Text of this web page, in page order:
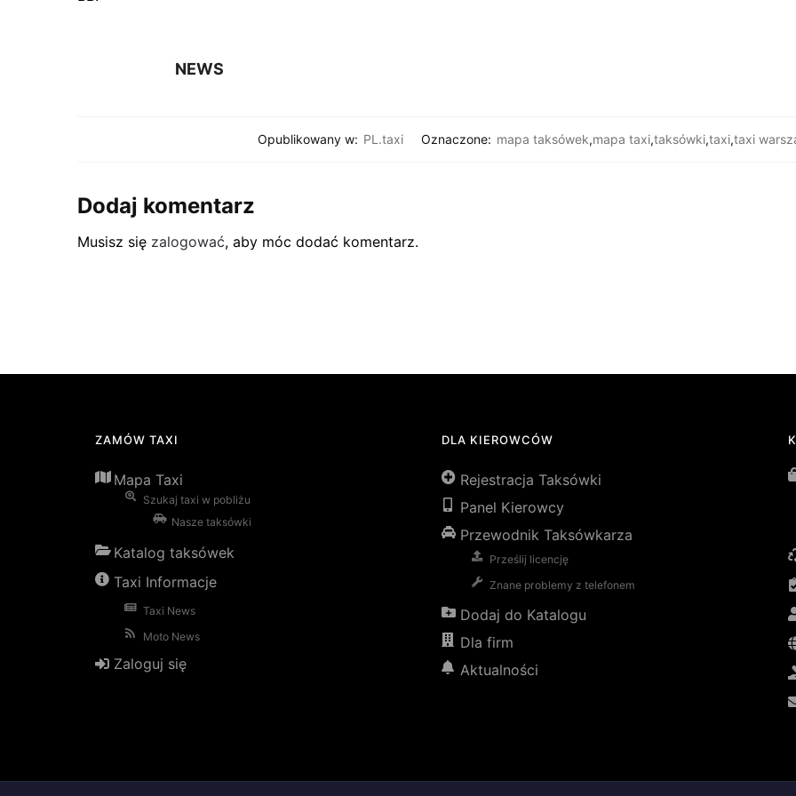
NEWS
Opublikowany w: PL.taxi Oznaczone: mapa taksówek,mapa taxi,taksówki,taxi,taxi
Dodaj komentarz
Musisz się zalogować, aby móc dodać komentarz.
ZAMÓW TAXI
Mapa Taxi
Szukaj taxi w pobliżu
Nasze taksówki
Katalog taksówek
Taxi Informacje
Taxi News
Moto News
Zaloguj się
DLA KIEROWCÓW
Rejestracja Taksówki
Panel Kierowcy
Przewodnik Taksówkarza
Prześlij licencję
Znane problemy z telefonem
Dodaj do Katalogu
Dla firm
Aktualności